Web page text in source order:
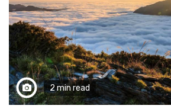
2 min read